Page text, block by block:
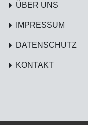
ÜBER UNS
IMPRESSUM
DATENSCHUTZ
KONTAKT